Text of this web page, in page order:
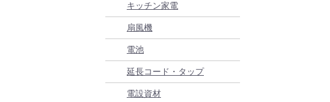
キッチン家電
扇風機
電池
延長コード・タップ
電設資材